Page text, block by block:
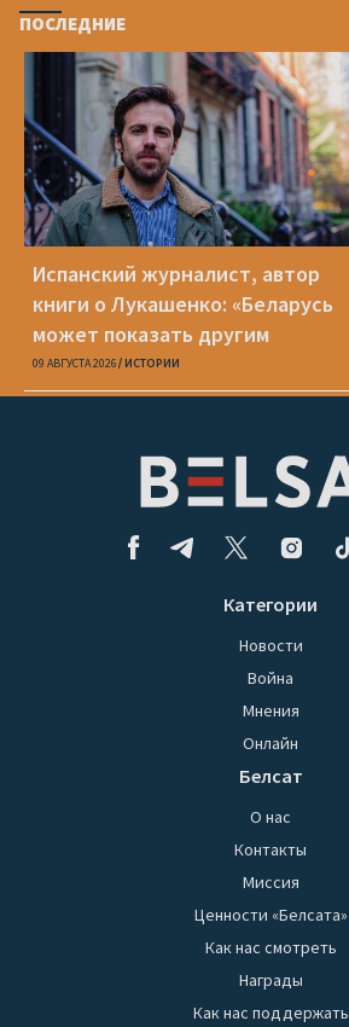
ПОСЛЕДНИЕ
Испанский журналист, автор
книги о Лукашенко: «Беларусь
может показать другим
странам, что может случиться с
демократией»
09 АВГУСТА 2026 ИСТОРИИ
Категории
Новости
Война
Мнения
Онлайн
Белсат
О нас
Контакты
Миссия
Ценности «Белсата»
Как нас смотреть
Награды
Как нас поддержать